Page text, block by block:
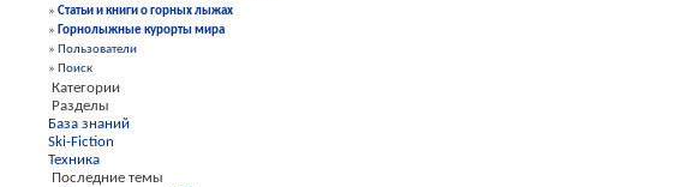
» Статьи и книги о горных лыжах
» Горнолыжные курорты мира
» Пользователи
» Поиск
Категории
Разделы
База знаний
Ski-Fiction
Техника
Последние темы